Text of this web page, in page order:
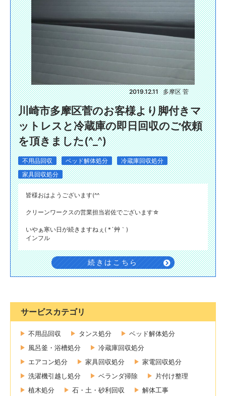
2019.12.11 多摩区 菅
川崎市多摩区菅のお客様より脚付きマ
ットレスと冷蔵庫の即日回収のご依頼
を頂きました(^_^)
不用品回収 ベッド解体処分
冷蔵庫回収処分
家具回収処分
皆様おはようございます(^^
クリーンワークスの営業担当岩佐でございます☆
いやぁ寒い日が続きますねぇ( *´艸｀)
インフル
続きはこちら
サービスカテゴリ
不用品回収 タンス処分
ベッド解体処分
風呂釜・浴槽処分
冷蔵庫回収処分
エアコン処分
家具回収処分
家電回収処分
洗濯機引越し処分
ベランダ掃除
片付け整理
植木処分
石・土・砂利回収 解体工事